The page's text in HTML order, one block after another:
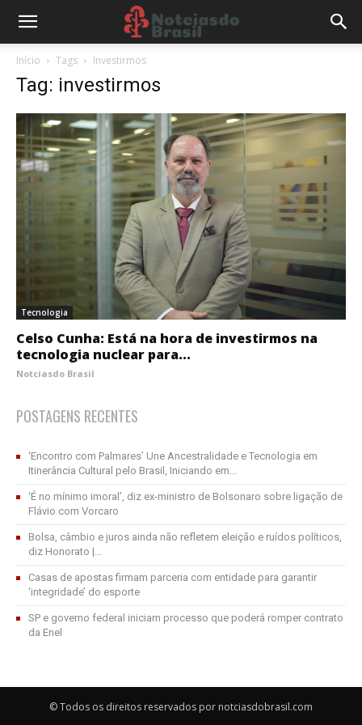
Início Tags Investirmos
Tag: investirmos
Tecnologia
Celso Cunha: Está na hora de investirmos na
tecnologia nuclear para...
Notciasdo Brasil
POSTAGENS RECENTES
‘Encontro com Palmares’ Une Ancestralidade e Tecnologia em
Itinerância Cultural pelo Brasil, Iniciando em...
‘É no mínimo imoral’, diz ex-ministro de Bolsonaro sobre ligação de
Flávio com Vorcaro
Bolsa, câmbio e juros ainda não refletem eleição e ruídos políticos,
diz Honorato |...
Casas de apostas firmam parceria com entidade para garantir
‘integridade’ do esporte
SP e governo federal iniciam processo que poderá romper contrato
da Enel
© Todos os direitos reservados por notciasdobrasil.com